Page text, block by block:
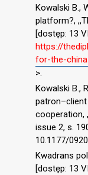
Kowalski B.,
platform?,
[dostęp: 13
https://
for-the-
>.
Kowalski B.,
cooperation,
issue 2, s.
10.1177/
Kwadrans
[dostęp: 13